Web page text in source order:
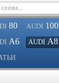
80 AUDI 100
A6 AUDI A8